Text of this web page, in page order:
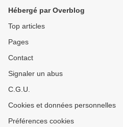
Hébergé par Overblog
Top articles
Pages
Contact
Signaler un abus
C.G.U.
Cookies et données personnelles
Préférences cookies